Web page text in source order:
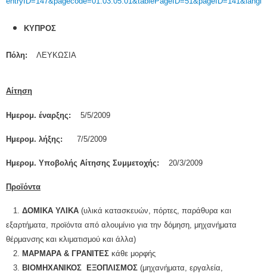
ΚΥΠΡΟΣ
Πόλη: ΛΕΥΚΩΣΙΑ
Αίτηση
Ημερομ. έναρξης: 5/5/2009
Ημερομ. λήξης: 7/5/2009
Ημερομ. Υποβολής Αίτησης Συμμετοχής: 20/3/2009
Προϊόντα
1. ΔΟΜΙΚA ΥΛΙΚA (υλικά κατασκευών, πόρτες, παράθυρα και
εξαρτήματα, προϊόντα από αλουμίνιο για την δόμηση, μηχανήματα
θέρμανσης και κλιματισμού και άλλα)
2. ΜΑΡΜΑΡΑ & ΓΡΑΝΙΤΕΣ κάθε μορφής
3. ΒΙΟΜΗΧΑΝΙΚΟΣ ΕΞΟΠΛΙΣΜΟΣ (μηχανήματα, εργαλεία,